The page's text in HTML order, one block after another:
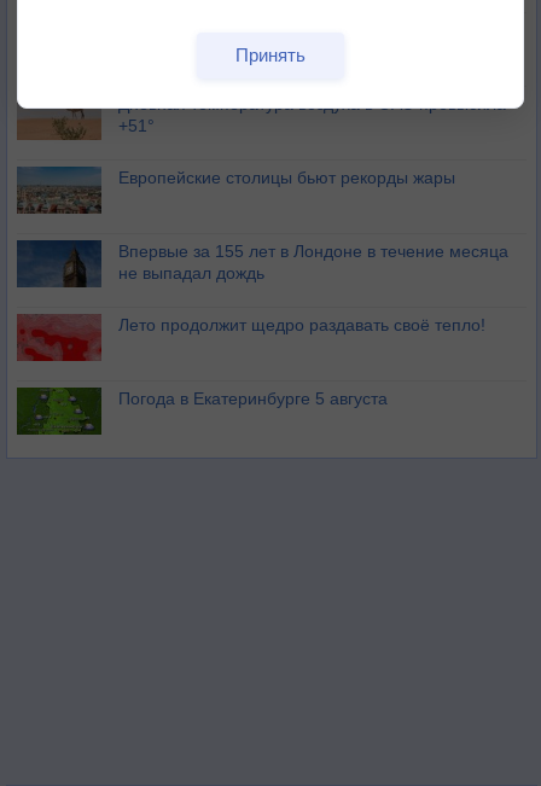
Дневная температура воздуха в ОАЭ превысила
+51°
Европейские столицы бьют рекорды жары
Впервые за 155 лет в Лондоне в течение месяца
не выпадал дождь
Лето продолжит щедро раздавать своё тепло!
Погода в Екатеринбурге 5 августа
Принять